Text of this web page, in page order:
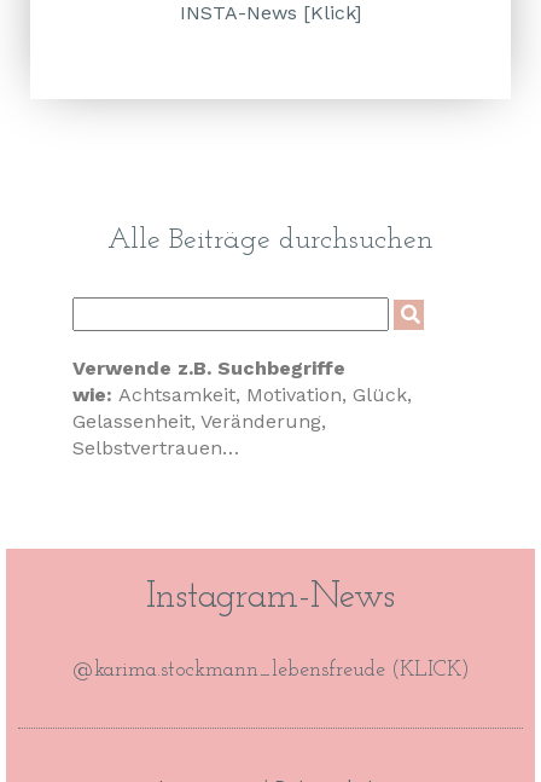
INSTA-News [Klick]
Alle Beiträge durchsuchen
Verwende z.B. Suchbegriffe
wie: Achtsamkeit, Motivation, Glück,
Gelassenheit, Veränderung,
Selbstvertrauen…
Instagram-News
@karima.stockmann_lebensfreude (KLICK)